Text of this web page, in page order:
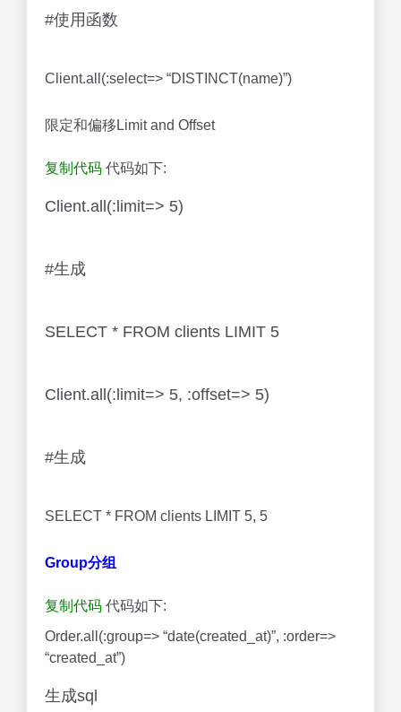
#使用函数
Client.all(:select=> “DISTINCT(name)”)
限定和偏移Limit and Offset
复制代码 代码如下:
Client.all(:limit=> 5)
#生成
SELECT * FROM clients LIMIT 5
Client.all(:limit=> 5, :offset=> 5)
#生成
SELECT * FROM clients LIMIT 5, 5
Group分组
复制代码 代码如下:
Order.all(:group=> “date(created_at)”, :order=>
“created_at”)
生成sql